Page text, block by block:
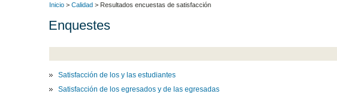
Inicio > Calidad > Resultados encuestas de satisfacción
Enquestes
Satisfacción de los y las estudiantes
Satisfacción de los egresados y de las egresadas